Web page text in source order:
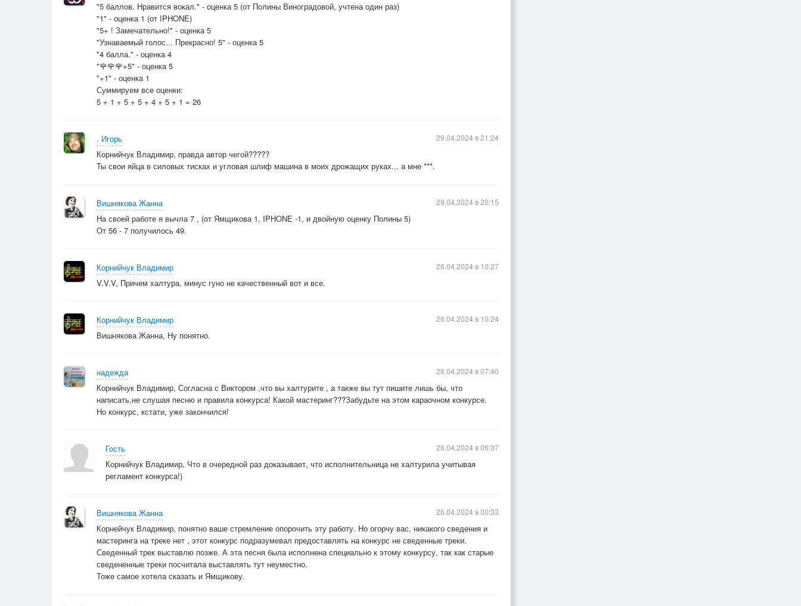
"5 баллов. Нравится вокал." - оценка 5 (от Полины Виноградовой, учтена один раз)
"1" - оценка 1 (от IPHONE)
"5+ ! Замечательно!" - оценка 5
"Узнаваемый голос... Прекрасно! 5" - оценка 5
"4 балла." - оценка 4
"🌹🌹🌹+5" - оценка 5
"+1" - оценка 1
Суммируем все оценки:
5 + 1 + 5 + 5 + 4 + 5 + 1 = 26
. Игорь
Корнийчук Владимир, правда автор чегой?????
Ты свои яйца в силовых тисках и угловая шлиф машина в моих дрожащих руках... а мне ***.
29.04.2024 в 21:24
Вишнякова Жанна
На своей работе я вычла 7 , (от Ямщикова 1, IPHONE -1, и двойную оценку Полины 5)
От 56 - 7 получилось 49.
29.04.2024 в 20:15
Корнийчук Владимир
V.V.V, Причем халтура, минус гуно не качественный вот и все.
26.04.2024 в 10:27
Корнийчук Владимир
Вишнякова Жанна, Ну понятно.
26.04.2024 в 10:24
надежда
Корнийчук Владимир, Согласна с Виктором ,что вы халтурите , а также вы тут пишите лишь бы, что
написать,не слушая песню и правила конкурса! Какой мастеринг???Забудьте на этом караочном конкурсе.
Но конкурс, кстати, уже закончился!
26.04.2024 в 07:40
Гость
Корнийчук Владимир, Что в очередной раз доказывает, что исполнительница не халтурила учитывая
регламент конкурса!)
26.04.2024 в 06:37
Вишнякова Жанна
Корнейчук Владимир, понятно ваше стремление опорочить эту работу. Но огорчу вас, никакого сведения и
мастеринга на треке нет , этот конкурс подразумевал предоставлять на конкурс не сведенные треки.
Сведенный трек выставлю позже. А эта песня была исполнена специально к этому конкурсу, так как старые
сведененные треки посчитала выставлять тут неуместно.
Тоже самое хотела сказать и Ямщикову.
26.04.2024 в 00:33